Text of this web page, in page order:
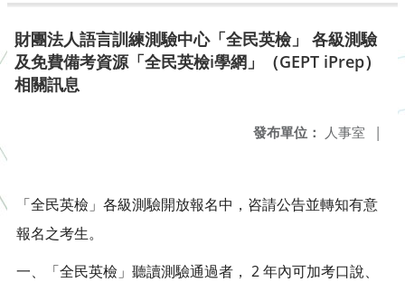
財團法人語言訓練測驗中心「全民英檢」 各級測驗
及免費備考資源「全民英檢i學網」（GEPT iPrep）
相關訊息
發布單位： 人事室 |
「全民英檢」各級測驗開放報名中，咨請公告並轉知有意
報名之考生。
一、「全民英檢」聽讀測驗通過者， 2 年內可加考口說、